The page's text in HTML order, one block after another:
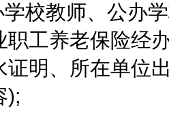
教师、公办学
职工养老保险经
证明、所在单位
);